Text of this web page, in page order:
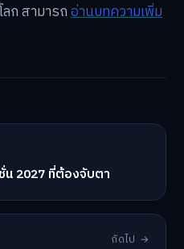
ก สามารถอ่านบทความเพิ่ม
น 2027 ที่ต้องจับตา
ถัดไป →